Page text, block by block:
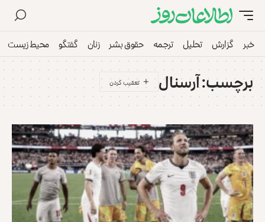
خبر گزارش تحلیل ترجمه حقوق بشر زنان گفتگو محیط زیست
برچسب:آرسنال